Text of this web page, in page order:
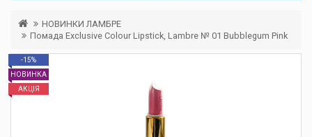
НОВИНКИ ЛАМБРЕ
Помада Exclusive Colour Lipstick, Lambre № 01 Bubblegum Pink
-15%
НОВИНКА
АКЦІЯ